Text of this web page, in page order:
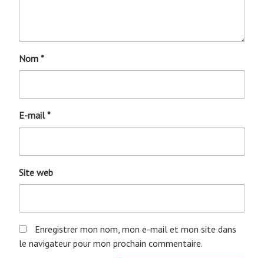
Nom *
E-mail*
Site web
Enregistrer mon nom, mon e-mail et mon site dans
le navigateur pour mon prochain commentaire.